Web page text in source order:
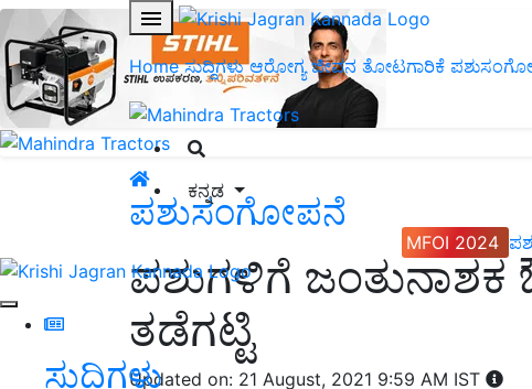
Home ಸುದ್ದಿಗಳು ಆರೋಗ್ಯ ಜೀವನ ತೋಟಗಾರಿಕೆ
ಕನ್ನಡ
MFOI 2024
ಸುದ್ದಿಗಳು
ಪಶುಸಂಗೋಪನೆ
ಪಶುಗಳಿಗೆ
ತಡೆಗಟ್ಟಿ
Updated on: 21 August, 2021 9:59 AM IST